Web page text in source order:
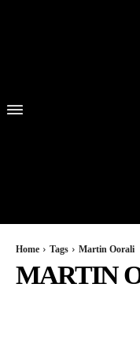
Home Tags Martin Oorali
MARTIN